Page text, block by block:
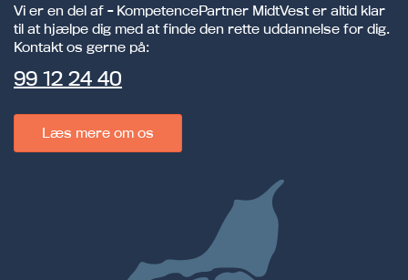
Vi er en del af - KompetencePartner MidtVest er altid klar
til at hjælpe dig med at finde den rette uddannelse for dig.
Kontakt os gerne på:
99 12 24 40
Læs mere om os